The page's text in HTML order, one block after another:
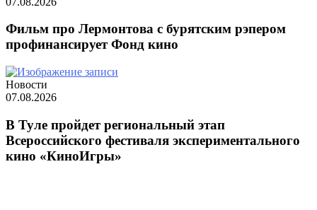
Фильм про Лермонтова с бурятским рэпером
профинансирует Фонд кино
Новости
07.08.2026
В Туле пройдет региональный этап
Всероссийского фестиваля экспериментального
кино «КиноИгры»